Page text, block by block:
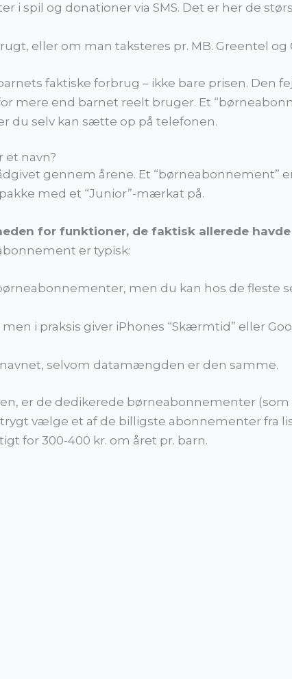
i spil og donationer via SMS. Det er her de
eller om man taksteres pr. MB. Greentel og
faktiske forbrug – ikke bare prisen. Den
mere end barnet reelt bruger. Et
du selv kan sætte op på telefonen.
navn?
gennem årene. Et “børneabonnement”
med et “Junior”-mærkat på.
for funktioner, de faktisk allerede
er typisk:
men du kan hos de fleste
i praksis giver iPhones “Skærmtid” eller
selvom datamængden er den samme.
er de dedikerede børneabonnementer (som
vælge et af de billigste abonnementer fra
for 300-400 kr. om året pr. barn.